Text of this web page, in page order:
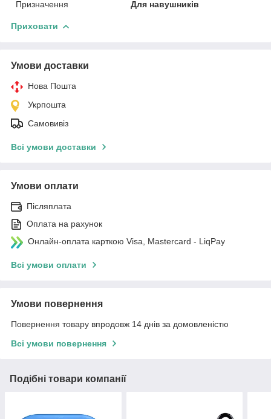
Призначення
Для навушників
Приховати
Умови доставки
Нова Пошта
Укрпошта
Самовивіз
Всі умови доставки
Умови оплати
Післяплата
Оплата на рахунок
Онлайн-оплата карткою Visa, Mastercard - LiqPay
Всі умови оплати
Умови повернення
Повернення товару впродовж 14 днів за домовленістю
Всі умови повернення
Подібні товари компанії